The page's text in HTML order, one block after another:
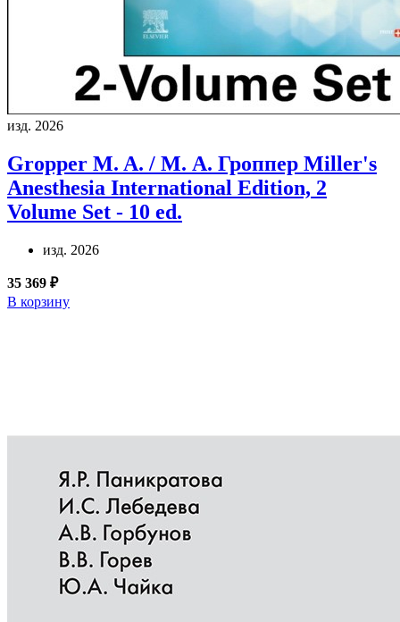
изд. 2026
Gropper M. A. / М. А. Гроппер Miller's
Anesthesia International Edition, 2
Volume Set - 10 ed.
изд. 2026
35 369 ₽
В корзину